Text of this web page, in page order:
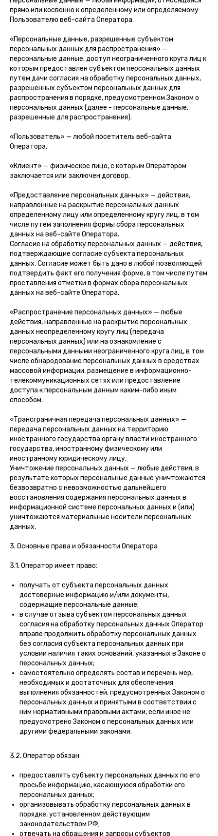
прямо или косвенно к определенному или определяемому
Пользователю веб-сайта Оператора.
«Персональные данные, разрешенные субъектом
персональных данных для распространения» —
персональные данные, доступ неограниченного круга лиц к
которым предоставлен субъектом персональных данных
путем дачи согласия на обработку персональных данных,
разрешенных субъектом персональных данных для
распространения в порядке, предусмотренном Законом о
персональных данных (далее - персональные данные,
разрешенные для распространения).
«Пользователь» — любой посетитель веб-сайта
Оператора.
«Клиент» — физическое лицо, с которым Оператором
заключается или заключен договор.
«Предоставление персональных данных» — действия,
направленные на раскрытие персональных данных
определенному лицу или определенному кругу лиц, в том
числе путем заполнения формы сбора персональных
данных на веб-сайте Оператора.
Согласие на обработку персональных данных — действия,
подтверждающие согласие субъекта персональных
данных. Согласие может быть дано в любой позволяющей
подтвердить факт его получения форме, в том числе путем
проставления отметки в формах сбора персональных
данных на веб-сайте Оператора.
«Распространение персональных данных» — любые
действия, направленные на раскрытие персональных
данных неопределенному кругу лиц (передача
персональных данных) или на ознакомление с
персональными данными неограниченного круга лиц, в том
числе обнародование персональных данных в средствах
массовой информации, размещение в информационно-
телекоммуникационных сетях или предоставление
доступа к персональным данным каким-либо иным
способом.
«Трансграничная передача персональных данных» —
передача персональных данных на территорию
иностранного государства органу власти иностранного
государства, иностранному физическому или
иностранному юридическому лицу.
Уничтожение персональных данных — любые действия, в
результате которых персональные данные уничтожаются
безвозвратно с невозможностью дальнейшего
восстановления содержания персональных данных в
информационной системе персональных данных и (или)
уничтожаются материальные носители персональных
данных.
3. Основные права и обязанности Оператора
3.1. Оператор имеет право:
получать от субъекта персональных данных
достоверные информацию и/или документы,
содержащие персональные данные;
в случае отзыва субъектом персональных данных
согласия на обработку персональных данных Оператор
вправе продолжить обработку персональных данных
без согласия субъекта персональных данных при
условии наличия таких оснований, указанных в Законе о
персональных данных;
самостоятельно определять состав и перечень мер,
необходимых и достаточных для обеспечения
выполнения обязанностей, предусмотренных Законом о
персональных данных и принятыми в соответствии с
ним нормативными правовыми актами, если иное не
предусмотрено Законом о персональных данных или
другими федеральными законами.
3.2. Оператор обязан:
предоставлять субъекту персональных данных по его
просьбе информацию, касающуюся обработки его
персональных данных;
организовывать обработку персональных данных в
порядке, установленном действующим
законодательством РФ;
отвечать на обращения и запросы субъектов